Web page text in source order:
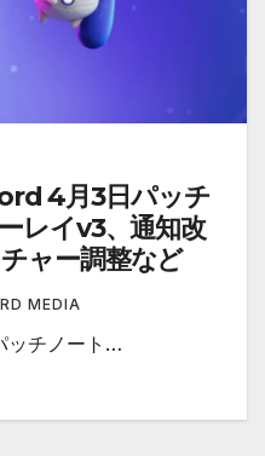
4月3日パッチ
レイv3、通知改
ャー調整など
MEDIA
ッチノート…